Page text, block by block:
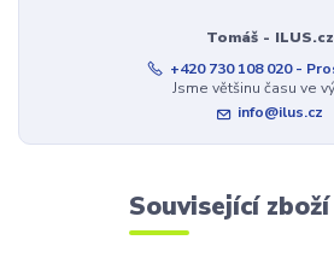
Tomáš - ILUS.cz
+420 730 108 020 -
Jsme většinu času ve
info@ilus.cz
Související zboží